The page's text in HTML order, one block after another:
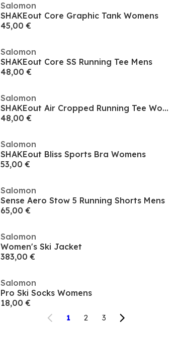
Salomon
SHAKEout Core Graphic Tank Womens
45,00 €
Salomon
SHAKEout Core SS Running Tee Mens
48,00 €
Salomon
SHAKEout Air Cropped Running Tee Womens
48,00 €
Salomon
SHAKEout Bliss Sports Bra Womens
53,00 €
Salomon
Sense Aero Stow 5 Running Shorts Mens
65,00 €
Salomon
Women's Ski Jacket
383,00 €
Salomon
Pro Ski Socks Womens
18,00 €
1 2 3